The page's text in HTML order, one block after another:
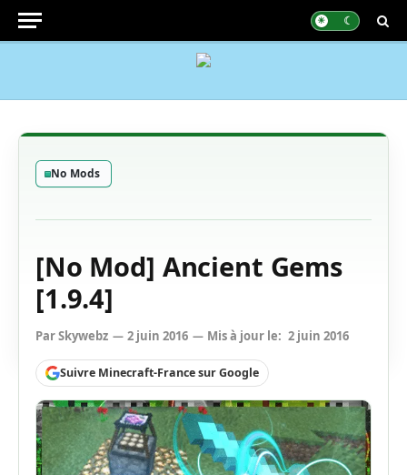
No Mods
[No Mod] Ancient Gems
[1.9.4]
ParSkywebz 2 juin 2016 Mis à jour le: 2 juin 2016
Suivre Minecraft-France sur Google